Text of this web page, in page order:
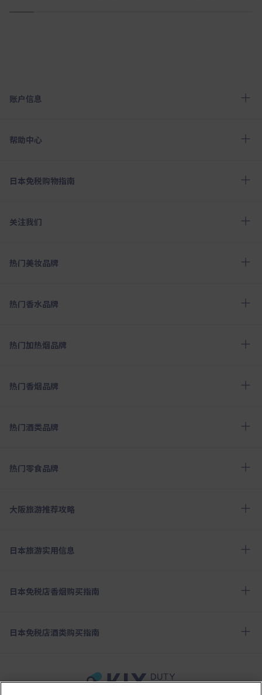
账户信息
帮助中心
日本免税购物指南
关注我们
热门美妆品牌
热门香水品牌
热门加热烟品牌
热门香烟品牌
热门酒类品牌
热门零食品牌
大阪旅游推荐攻略
日本旅游实用信息
日本免税店香烟购买指南
日本免税店酒类购买指南